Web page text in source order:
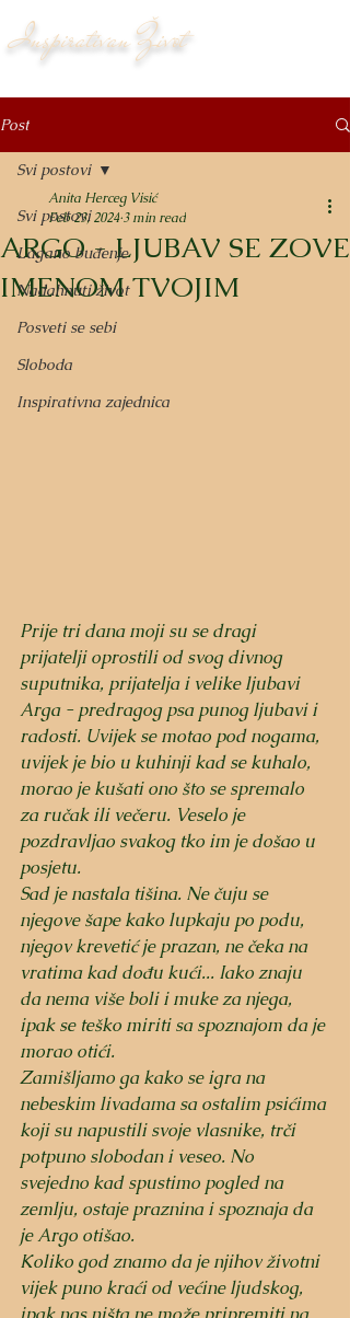
Inspirativan Život
Post
Svi postovi
Lagano buđenje
Nadahnuti život
Posveti se sebi
Sloboda
Inspirativna zajednica
Svi postovi
ARGO - LJUBAV SE ZOVE
IMENOM TVOJIM
Anita Herceg Visić
Feb 23, 2024 3 min read
Prije tri dana moji su se dragi
prijatelji oprostili od svog divnog
suputnika, prijatelja i velike ljubavi
Arga - predragog psa punog ljubavi i
radosti. Uvijek se motao pod nogama,
uvijek je bio u kuhinji kad se kuhalo,
morao je kušati ono što se spremalo
za ručak ili večeru. Veselo je
pozdravljao svakog tko im je došao u
posjetu.
Sad je nastala tišina. Ne čuju se
njegove šape kako lupkaju po podu,
njegov krevetić je prazan, ne čeka na
vratima kad dođu kući... Iako znaju
da nema više boli i muke za njega,
ipak se teško miriti sa spoznajom da je
morao otići.
Zamišljamo ga kako se igra na
nebeskim livadama sa ostalim psićima
koji su napustili svoje vlasnike, trči
potpuno slobodan i veseo. No
svejedno kad spustimo pogled na
zemlju, ostaje praznina i spoznaja da
je Argo otišao.
Koliko god znamo da je njihov životni
vijek puno kraći od većine ljudskog,